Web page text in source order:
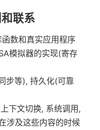
联系
数和真实应用程序
模拟器的实现(寄存
步等), 持久化(可靠
下文切换, 系统调用,
涉及这些内容的时候